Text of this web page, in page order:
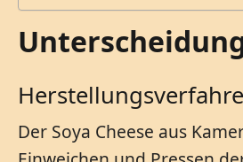
Der Soya Cheese aus